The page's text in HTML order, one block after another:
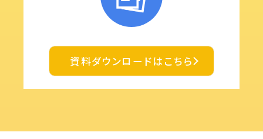
資料ダウンロードはこちら